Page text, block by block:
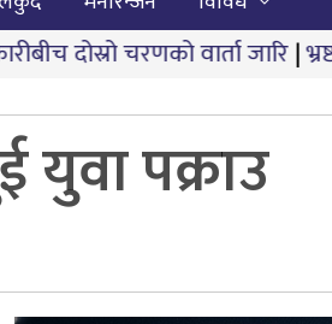
जारि|भ्रष्टाचारले तुहियो
पक्राउ